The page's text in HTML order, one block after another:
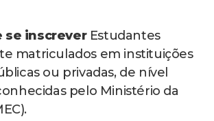
se inscreverEstudantes
matriculados em instituições
ou privadas, de nível
pelo Ministério da